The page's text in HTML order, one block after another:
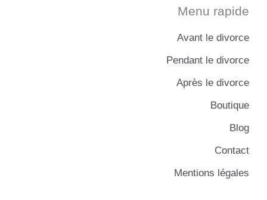
Menu rapide
Avant le divorce
Pendant le divorce
Après le divorce
Boutique
Blog
Contact
Mentions légales